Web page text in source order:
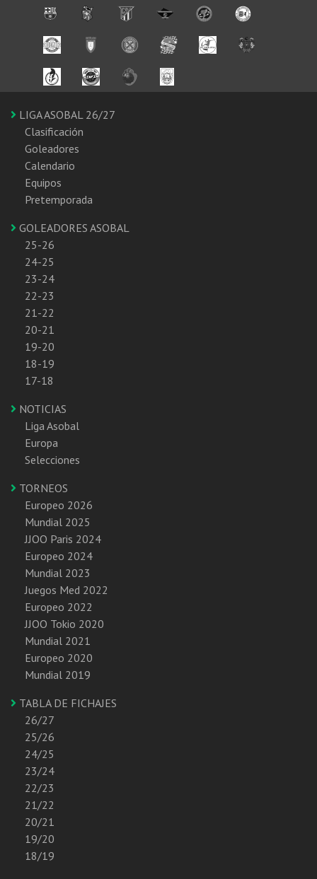
LIGA ASOBAL 26/27
Clasificación
Goleadores
Calendario
Equipos
Pretemporada
GOLEADORES ASOBAL
25-26
24-25
23-24
22-23
21-22
20-21
19-20
18-19
17-18
NOTICIAS
Liga Asobal
Europa
Selecciones
TORNEOS
Europeo 2026
Mundial 2025
JJOO Paris 2024
Europeo 2024
Mundial 2023
Juegos Med 2022
Europeo 2022
JJOO Tokio 2020
Mundial 2021
Europeo 2020
Mundial 2019
TABLA DE FICHAJES
26/27
25/26
24/25
23/24
22/23
21/22
20/21
19/20
18/19